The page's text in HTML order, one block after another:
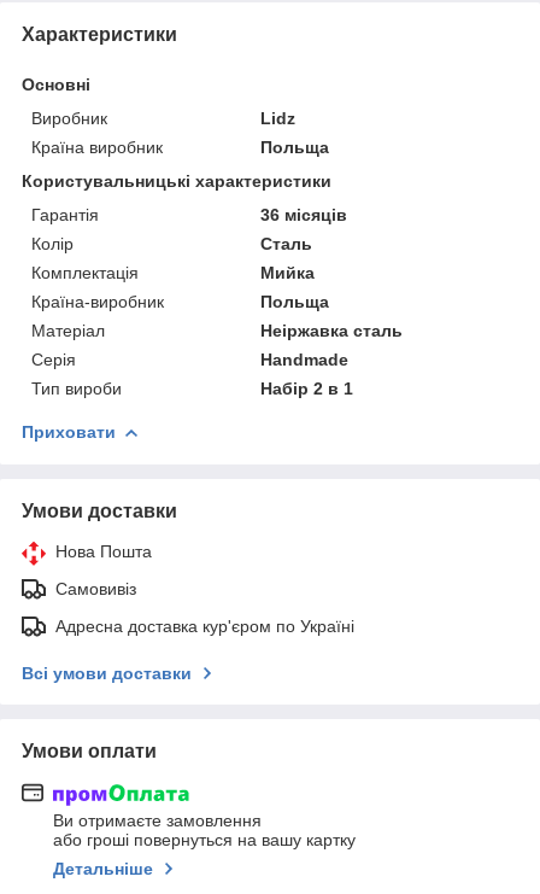
Характеристики
Основні
Виробник
Lidz
Країна виробник
Польща
Користувальницькі характеристики
Гарантія
36 місяців
Колір
Сталь
Комплектація
Мийка
Країна-виробник
Польща
Матеріал
Неіржавка сталь
Серія
Handmade
Тип вироби
Набір 2 в 1
Приховати
Умови доставки
Нова Пошта
Самовивіз
Адресна доставка кур'єром по Україні
Всі умови доставки
Умови оплати
Ви отримаєте замовлення
або гроші повернуться на вашу картку
Детальніше